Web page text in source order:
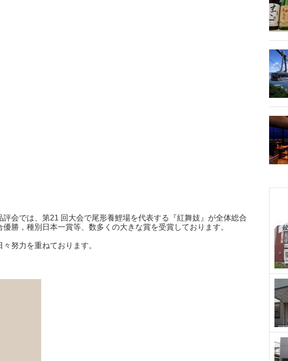
会では、第21 回大会で尾形養鯉場を代表する『紅舞妓』が全体総合
勝，種別日本一賞等、数多くの大きな賞を受賞しております。
努力を重ねております。